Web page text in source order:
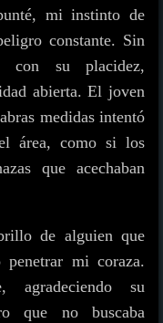
mi instinto de
constante. Sin
con su placidez,
abierta. El joven
medidas intentó
área, como si los
que acechaban
de alguien que
mi coraza.
agradeciendo su
que no buscaba